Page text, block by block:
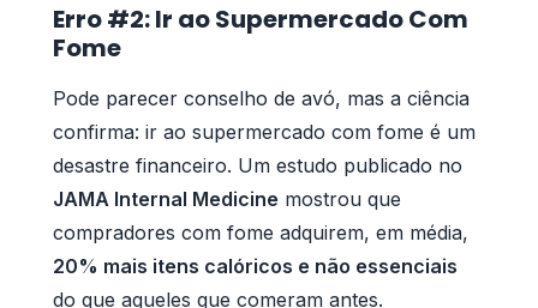
Erro #2: Ir ao Supermercado Com
Fome
Pode parecer conselho de avó, mas a ciência
confirma: ir ao supermercado com fome é um
desastre financeiro. Um estudo publicado no
JAMA Internal Medicine mostrou que
compradores com fome adquirem, em média,
20% mais itens calóricos e não essenciais
do que aqueles que comeram antes.